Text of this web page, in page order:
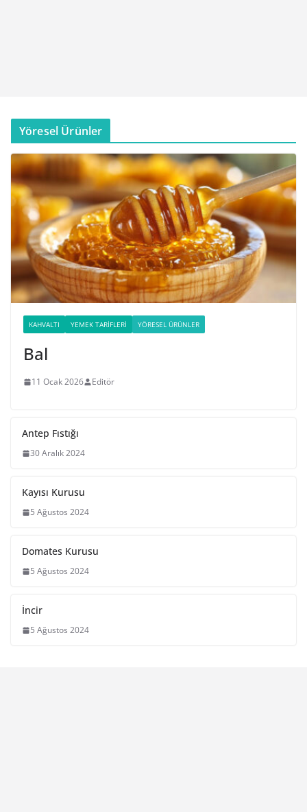
Yöresel Ürünler
KAHVALTI YEMEK TARIFLERI YÖRESEL ÜRÜNLER
Bal
11 Ocak 2026 Editör
Antep Fıstığı
30 Aralık 2024
Kayısı Kurusu
5 Ağustos 2024
Domates Kurusu
5 Ağustos 2024
İncir
5 Ağustos 2024